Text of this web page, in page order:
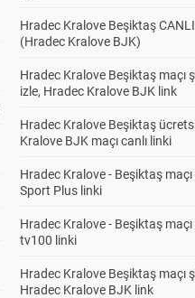
Hradec Kralove Beşiktaş CANLI
(Hradec Kralove BJK)
Hradec Kralove Beşiktaş maçı
izle, Hradec Kralove BJK link
Hradec Kralove Beşiktaş
Kralove BJK maçı canlı linki
Hradec Kralove - Beşiktaş maçı
Sport Plus linki
Hradec Kralove - Beşiktaş
tv100 linki
Hradec Kralove Beşiktaş maçı
Hradec Kralove BJK link